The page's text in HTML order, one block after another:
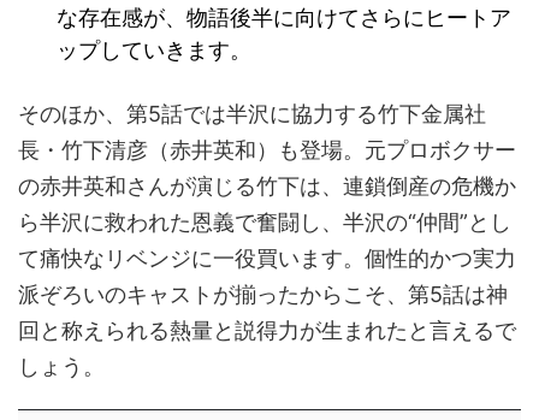
な存在感が、物語後半に向けてさらにヒートア
ップしていきます。
そのほか、第5話では半沢に協力する竹下金属社
長・竹下清彦（赤井英和）も登場。元プロボクサー
の赤井英和さんが演じる竹下は、連鎖倒産の危機か
ら半沢に救われた恩義で奮闘し、半沢の“仲間”とし
て痛快なリベンジに一役買います。個性的かつ実力
派ぞろいのキャストが揃ったからこそ、第5話は神
回と称えられる熱量と説得力が生まれたと言えるで
しょう。